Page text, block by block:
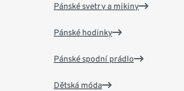
Pánské svetry a mikiny
Pánské hodinky
Pánské spodní prádlo
Dětská móda